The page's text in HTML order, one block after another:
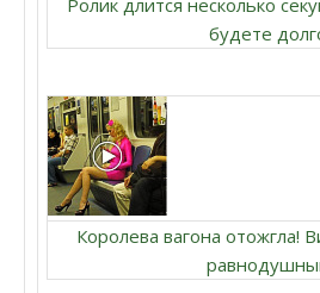
Ролик длится несколько
будете
Королева вагона отожгла!